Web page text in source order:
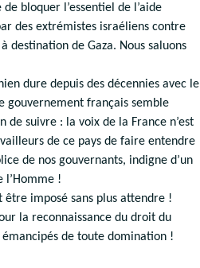
bloquer l’essentiel de l’aide
des extrémistes israéliens contre
destination de Gaza. Nous saluons
dure depuis des décennies avec le
gouvernement français semble
suivre : la voix de la France n’est
de ce pays de faire entendre
de nos gouvernants, indigne d’un
l’Homme !
être imposé sans plus attendre !
la reconnaissance du droit du
de toute domination !